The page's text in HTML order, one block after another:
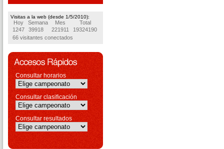
Visitas a la web (desde 1/5/2010):
Hoy Semana Mes
Total
1247
39918 221911
19324190
66 visitantes conectados
Consultar horarios
Consultar clasificación
Consultar resultados